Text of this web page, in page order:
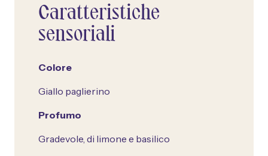
Caratteristiche
sensoriali
Colore
Giallo paglierino
Profumo
Gradevole, di limone e basilico